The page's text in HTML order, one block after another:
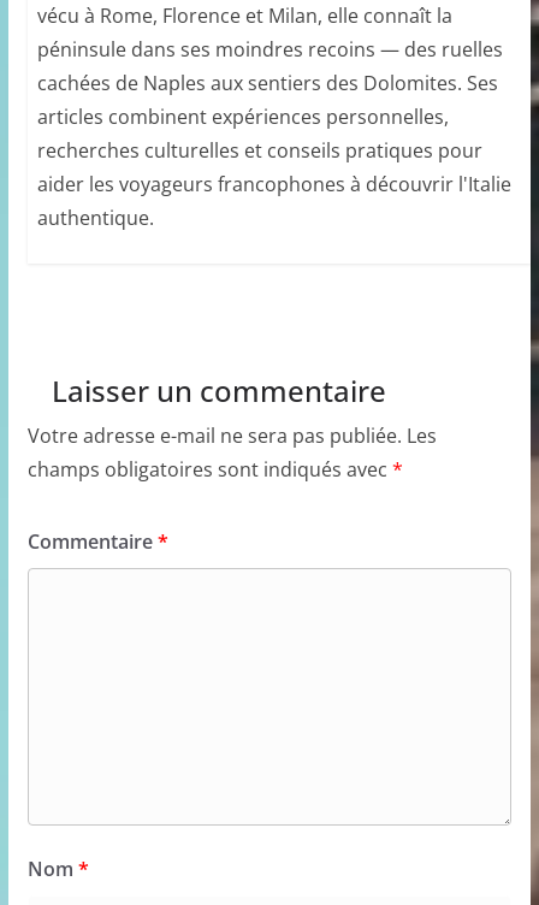
vécu à Rome, Florence et Milan, elle connaît la
péninsule dans ses moindres recoins — des ruelles
cachées de Naples aux sentiers des Dolomites. Ses
articles combinent expériences personnelles,
recherches culturelles et conseils pratiques pour
aider les voyageurs francophones à découvrir l'Italie
authentique.
Laisser un commentaire
Votre adresse e-mail ne sera pas publiée. Les
champs obligatoires sont indiqués avec *
Commentaire*
Nom *